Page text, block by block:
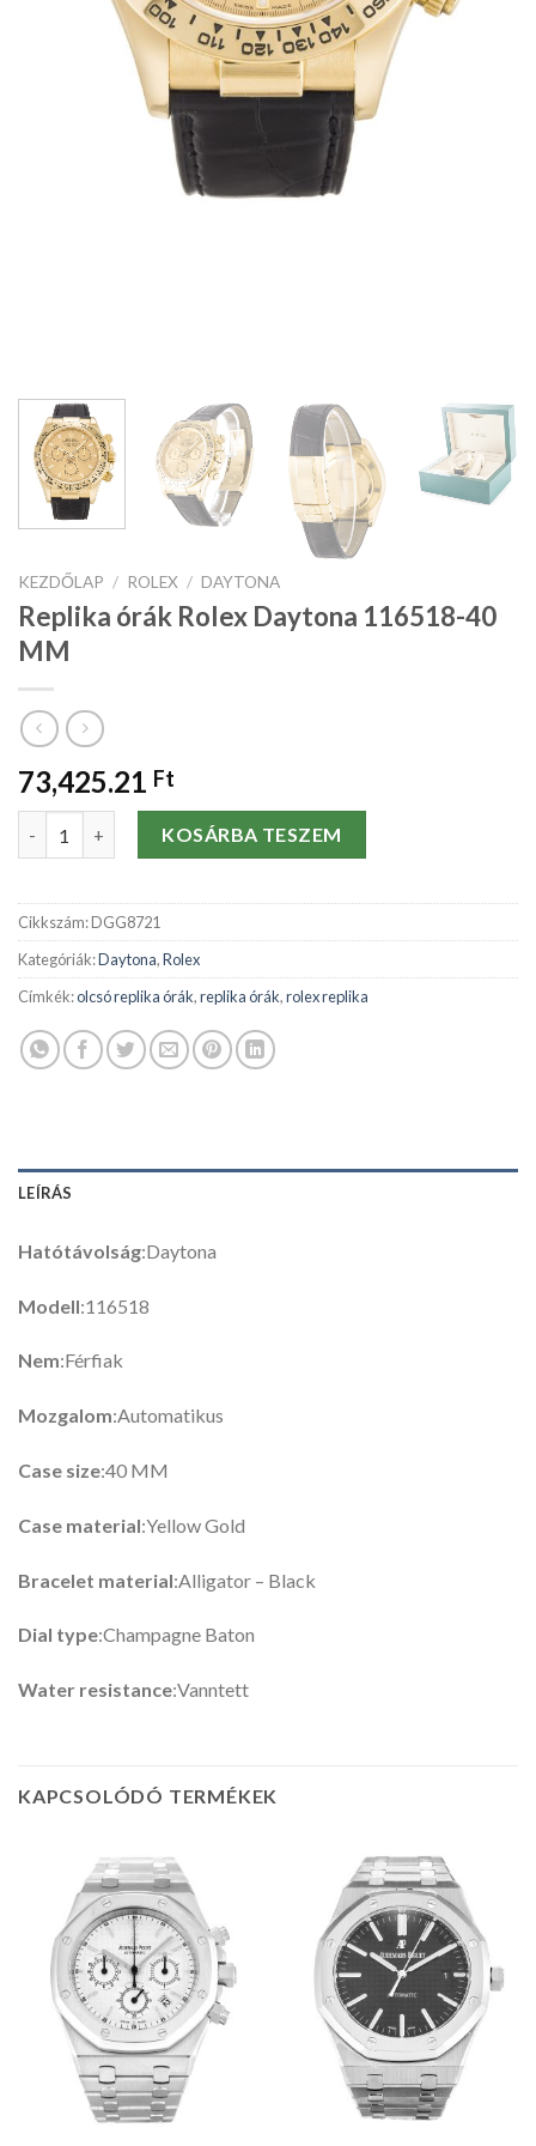
KEZDŐLAP / ROLEX / DAYTONA
Replika órák Rolex Daytona 116518-40
MM
73,425.21 Ft
Replika órák Rolex Daytona 116518-40 MM mennyiség
KOSÁRBA TESZEM
Cikkszám:DGG8721
Kategóriák:Daytona,Rolex
Címkék:olcsó replika órák,replika órák,rolex replika
LEÍRÁS
Hatótávolság:Daytona
Modell:116518
Nem:Férfiak
Mozgalom:Automatikus
Case size:40 MM
Case material:Yellow Gold
Bracelet material:Alligator – Black
Dial type:Champagne Baton
Water resistance:Vanntett
KAPCSOLÓDÓ TERMÉKEK